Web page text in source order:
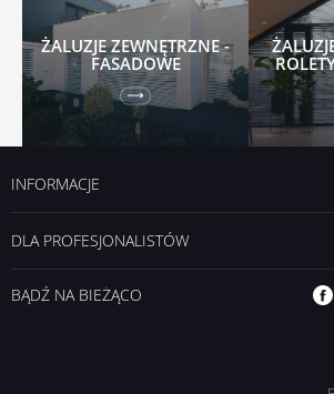
ŻALUZJE ZEWNĘTRZNE -
FASADOWE
INFORMACJE
DLA PROFESJONALISTÓW
BĄDŹ NA BIEŻĄCO